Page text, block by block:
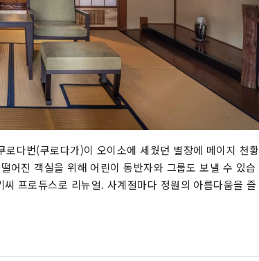
다번(쿠로다가)이 오이소에 세웠던 별장에 메이지 천황
어진 객실을 위해 어린이 동반자와 그룹도 보낼 수 있습
프로듀스로 리뉴얼. 사계절마다 정원의 아름다움을 즐